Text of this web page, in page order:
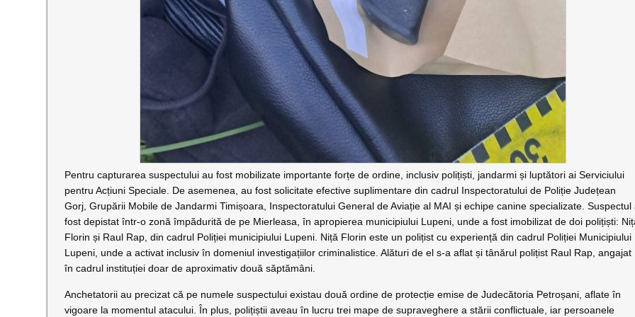
Pentru capturarea suspectului au fost mobilizate importante forțe de ordine, inclusiv polițiști, jandarmi și luptători ai Serviciului
pentru Acțiuni Speciale. De asemenea, au fost solicitate efective suplimentare din cadrul Inspectoratului de Poliție Județean
Gorj, Grupării Mobile de Jandarmi Timișoara, Inspectoratului General de Aviație al MAI și echipe canine specializate. Suspectul
fost depistat într-o zonă împădurită de pe Mierleasa, în apropierea municipiului Lupeni, unde a fost imobilizat de doi polițiști:
Florin și Raul Rap, din cadrul Poliției municipiului Lupeni. Niță Florin este un polițist cu experiență din cadrul Poliției Municipiului
Lupeni, unde a activat inclusiv în domeniul investigațiilor criminalistice. Alături de el s-a aflat și tânărul polițist Raul Rap, angajat
în cadrul instituției doar de aproximativ două săptămâni.
Anchetatorii au precizat că pe numele suspectului existau două ordine de protecție emise de Judecătoria Petroșani, aflate în
vigoare la momentul atacului. În plus, polițiștii aveau în lucru trei mape de supraveghere a stării conflictuale, iar persoanele